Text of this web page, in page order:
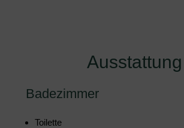
Ausstattung
Badezimmer
Toilette